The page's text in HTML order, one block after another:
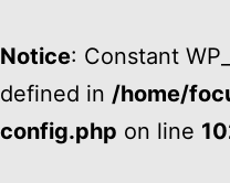
Notice: Constant
defined in /home/
config.php on line